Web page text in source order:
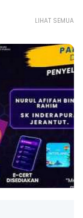
LIHAT SEMUA